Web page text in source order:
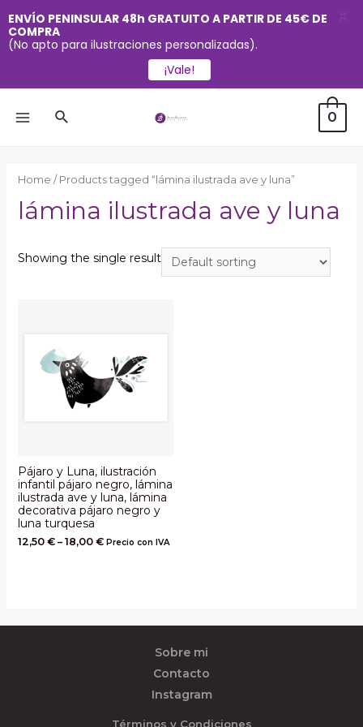
Buscar 0
Home / Products tagged “lámina ilustrada ave y luna”
lámina ilustrada ave y luna
Showing the single result
Pájaro y Luna, ilustración
infantil pájaro negro, lámina
ilustrada ave y luna, lámina
decorativa pájaro negro y
luna turquesa
12,50 €– 18,00 € Precio con IVA
Sobre mi
Contacto
Instagram
Términos y Condiciones
ENVÍO PENINSULAR 48h GRATUITO A PARTIR DE 45€ DE
COMPRA
(No apto para ilustraciones personalizadas).
¡Vale!
X